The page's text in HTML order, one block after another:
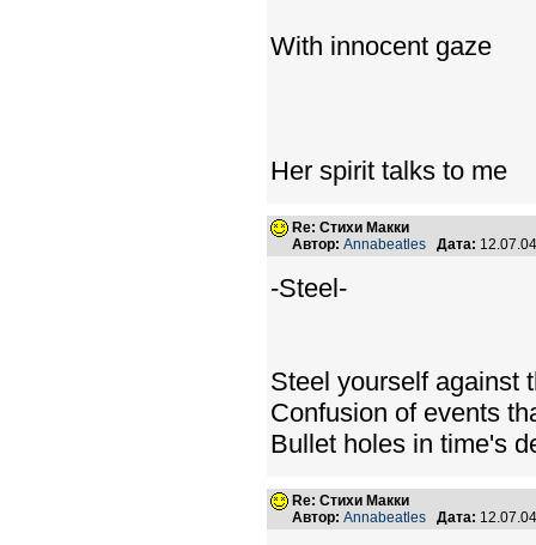
With innocent gaze
Her spirit talks to me
Re: Стихи Макки
Автор: Annabeatles Дата:
-Steel-
Steel yourself against
Confusion of events
Bullet holes in time's
Re: Стихи Макки
Автор: Annabeatles Дата: